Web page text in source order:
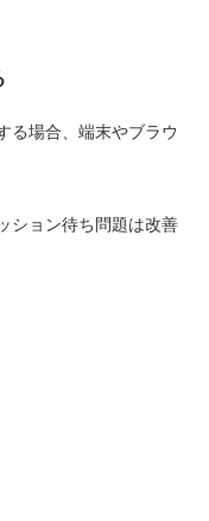
る場合、端末やブラウ
ション待ち問題は改善